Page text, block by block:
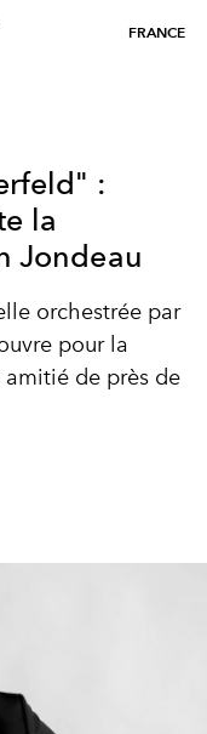
FRANCE
:
la
Jondeau
orchestrée par
pour la
amitié de près de